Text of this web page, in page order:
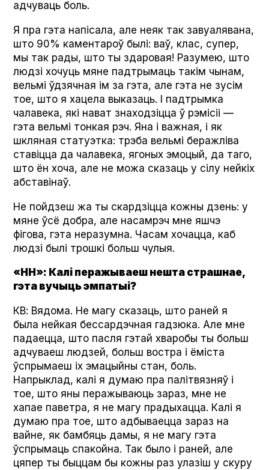
адчуваць боль.
Я пра гэта напісала, але неяк так завуалявана,
што 90% каментароў былі: ваў, клас, супер,
мы так рады, што ты здаровая! Разумею, што
людзі хочуць мяне падтрымаць такім чынам,
вельмі ўдзячная ім за гэта, але гэта не зусім
тое, што я хацела выказаць. І падтрымка
чалавека, які нават знаходзіцца ў рэмісіі —
гэта вельмі тонкая рэч. Яна і важная, і як
шкляная статуэтка: трэба вельмі беражліва
ставіцца да чалавека, ягоных эмоцый, да таго,
што ён хоча, але не можа сказаць у сілу нейкіх
абставінаў.
Не пойдзеш жа ты скардзіцца кожны дзень: у
мяне ўсё добра, але насамрэч мне яшчэ
фігова, гэта неразумна. Часам хочацца, каб
людзі былі трошкі больш чулыя.
«НН»: Калі перажываеш нешта страшнае,
гэта вучыць эмпатыі?
КВ: Вядома. Не магу сказаць, што раней я
была нейкая бессардэчная гадзюка. Але мне
падаецца, што пасля гэтай хваробы ты больш
адчуваеш людзей, больш востра і ёміста
ўспрымаеш іх эмацыйны стан, боль.
Напрыклад, калі я думаю пра палітвязняў і
тое, што яны перажываюць зараз, мне не
хапае паветра, я не магу прадыхацца. Калі я
думаю пра тое, што адбываецца зараз на
вайне, як бамбяць дамы, я не магу гэта
ўспрымаць спакойна. Так было і раней, але
цяпер ты быццам бы кожны раз улазіш у скуру